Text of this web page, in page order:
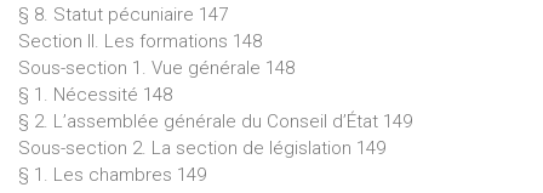
§ 8. Statut pécuniaire 147
Section II. Les formations 148
Sous-section 1. Vue générale 148
§ 1. Nécessité 148
§ 2. L’assemblée générale du Conseil d’État 149
Sous-section 2. La section de législation 149
§ 1. Les chambres 149